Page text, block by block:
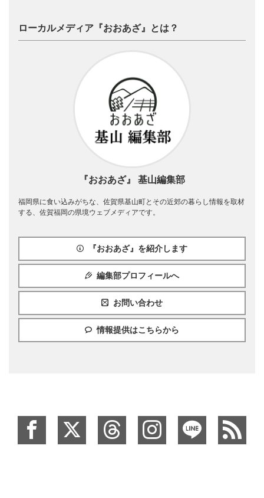
ローカルメディア『おおあざ』とは？
『おおあざ』 基山編集部
福岡県に食い込みがちな、佐賀県基山町とその近郊の暮らし情報を取材
する、佐賀福岡の県境ウェブメディアです。
『おおあざ』を紹介します
編集部プロフィールへ
お問い合わせ
情報提供はこちらから